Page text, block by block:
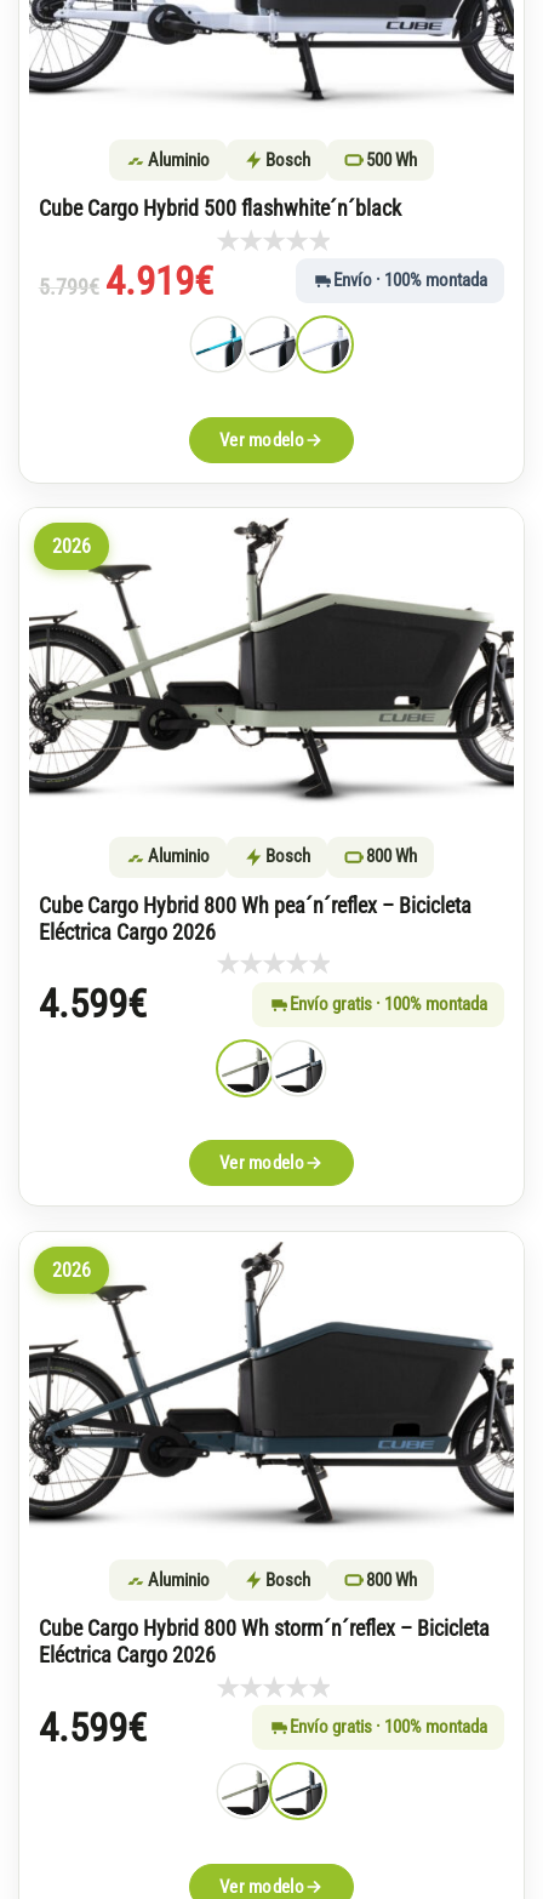
Aluminio Bosch 500 Wh
Cube Cargo Hybrid 500 flashwhite´n´black
Envío · 100% montada
5.799€
El
4.919€
El
Ver modelo
2026
Aluminio Bosch 800 Wh
Cube Cargo Hybrid 800 Wh pea´n´reflex – Bicicleta
Eléctrica Cargo 2026
Envío gratis · 100% montada
4.599€
Ver modelo
2026
Aluminio Bosch 800 Wh
Cube Cargo Hybrid 800 Wh storm´n´reflex – Bicicleta
Eléctrica Cargo 2026
Envío gratis · 100% montada
4.599€
Ver modelo